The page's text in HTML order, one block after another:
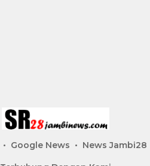
Google News News Jambi28